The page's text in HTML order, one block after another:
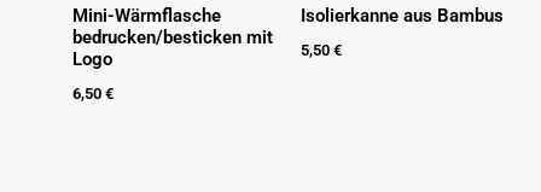
Mini-Wärmflasche
bedrucken/besticken mit
Logo
6,50 €
Isolierkanne aus Bambus
5,50 €